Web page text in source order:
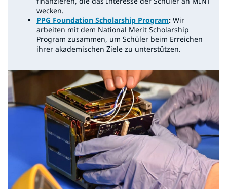
wecken.
PPG Foundation Scholarship Program: Wir
arbeiten mit dem National Merit Scholarship
Program zusammen, um Schüler beim Erreichen
ihrer akademischen Ziele zu unterstützen.